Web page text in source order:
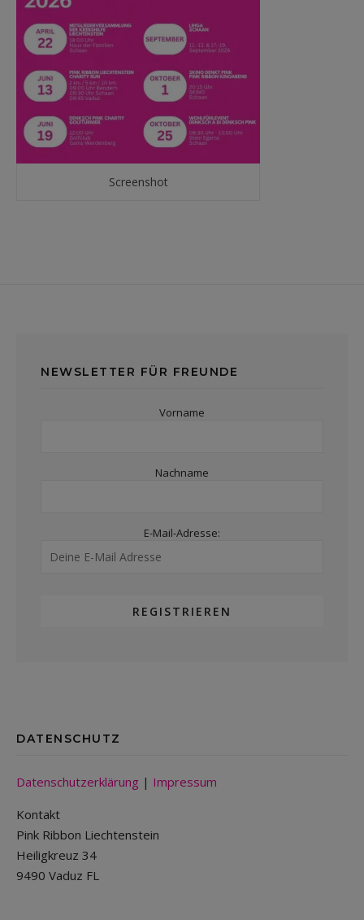
Screenshot
NEWSLETTER FÜR FREUNDE
Vorname
Nachname
E-Mail-Adresse:
DATENSCHUTZ
Datenschutzerklärung | Impressum
Kontakt
Pink Ribbon Liechtenstein
Heiligkreuz 34
9490 Vaduz FL